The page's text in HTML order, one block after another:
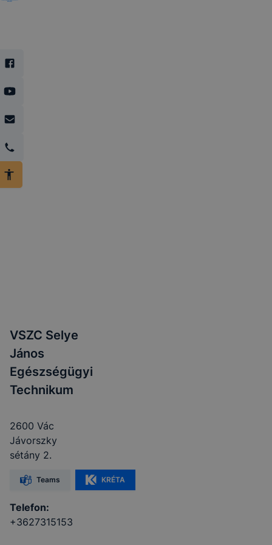
VSZC Selye
János
Egészségügyi
Technikum
2600 Vác
Jávorszky
sétány 2.
Teams KRÉTA
Telefon:
+3627315153